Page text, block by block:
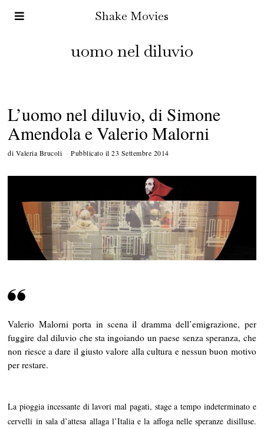
Shake Movies
uomo nel diluvio
L’uomo nel diluvio, di Simone
Amendola e Valerio Malorni
di Valeria Brucoli Pubblicato il 23 Settembre 2014
e
m
b
r
e
2
0
1
Valerio Malorni porta in scena il dramma dell’emigrazione, per
fuggire dal diluvio che sta ingoiando un paese senza speranza, che
non riesce a dare il giusto valore alla cultura e nessun buon motivo
per restare.
La pioggia incessante di lavori mal pagati, stage a tempo indeterminato e
cervelli in sala d’attesa allaga l’Italia e la affoga nelle speranze disilluse.